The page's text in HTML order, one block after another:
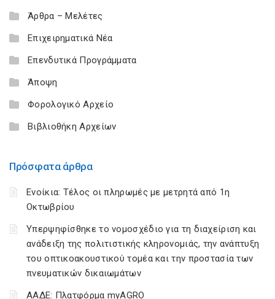
Άρθρα – Μελέτες
Επιχειρηματικά Νέα
Επενδυτικά Προγράμματα
Άποψη
Φορολογικό Αρχείο
Βιβλιοθήκη Αρχείων
Πρόσφατα άρθρα
Ενοίκια: Τέλος οι πληρωμές με μετρητά από 1η
Οκτωβρίου
Υπερψηφίσθηκε το νομοσχέδιο για τη διαχείριση και
ανάδειξη της πολιτιστικής κληρονομιάς, την ανάπτυξη
του οπτικοακουστικού τομέα και την προστασία των
πνευματικών δικαιωμάτων
ΑΑΔΕ: Πλατφόρμα myAGRO